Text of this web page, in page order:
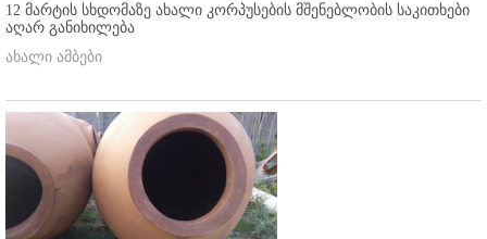
12 მარტის სხდომაზე ახალი კორპუსების მშენებლობის საკითხები
აღარ განიხილება
ახალი ამბები